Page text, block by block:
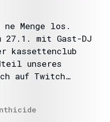
Menge los.
27.1. mit Gast-DJ
unseres
auf Twitch…